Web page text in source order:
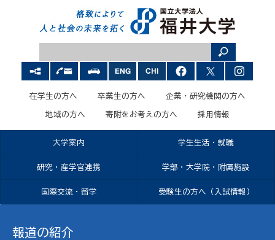
在学生の方へ 卒業生の方へ 企業・研究機関の方へ
地域の方へ 寄附をお考えの方へ 採用情報
大学案内 学生生活・就職
研究・産学官連携 学部・大学院・附属施設
国際交流・留学 受験生の方へ（入試情報）
報道の紹介